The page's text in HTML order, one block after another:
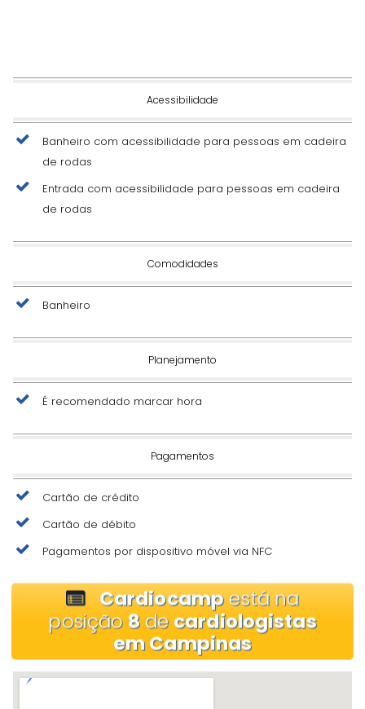
Acessibilidade
Banheiro com acessibilidade para pessoas em cadeira
de rodas
Entrada com acessibilidade para pessoas em cadeira
de rodas
Comodidades
Banheiro
Planejamento
É recomendado marcar hora
Pagamentos
Cartão de crédito
Cartão de débito
Pagamentos por dispositivo móvel via NFC
Cardiocampestá na
posição 8de cardiologistas
em Campinas